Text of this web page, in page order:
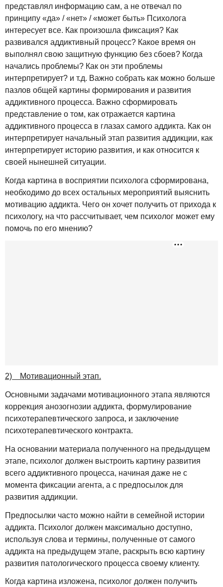
представлял информацию сам, а не отвечал по
принципу «да» / «нет» / «может быть» Психолога
интересует все. Как произошла фиксация? Как
развивался аддиктивный процесс? Какое время он
выполнял свою защитную функцию без сбоев? Когда
начались проблемы? Как он эти проблемы
интерпретирует? и т.д. Важно собрать как можно больше
пазлов общей картины формирования и развития
аддиктивного процесса. Важно сформировать
представление о том, как отражается картина
аддиктивного процесса в глазах самого аддикта. Как он
интерпретирует начальный этап развития аддикции, как
интерпретирует историю развития, и как относится к
своей нынешней ситуации.
Когда картина в восприятии психолога сформирована,
необходимо до всех остальных мероприятий выяснить
мотивацию аддикта. Чего он хочет получить от прихода к
психологу, на что рассчитывает, чем психолог может ему
помочь по его мнению?
2) Мотивационный этап.
Основными задачами мотивационного этапа являются
коррекция анозогнозии аддикта, формулирование
психотерапевтического запроса, и заключение
психотерапевтического контракта.
На основании материала полученного на предыдущем
этапе, психолог должен выстроить картину развития
всего аддиктивного процесса, начиная даже не с
момента фиксации агента, а с предпосылок для
развития аддикции.
Предпосылки часто можно найти в семейной истории
аддикта. Психолог должен максимально доступно,
используя слова и термины, полученные от самого
аддикта на предыдущем этапе, раскрыть всю картину
развития патологического процесса своему клиенту.
Когда картина изложена, психолог должен получить